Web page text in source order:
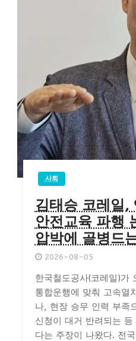
사회
김태승 코레일,
안전교육 파행
압박에 골병드
2026-08-05
한국철도공사(코레일)가
통합운행에 맞춰 고속열
나, 현장 승무 인력 부족
신청이 대거 반려되는
다는 주장이 나왔다. 전